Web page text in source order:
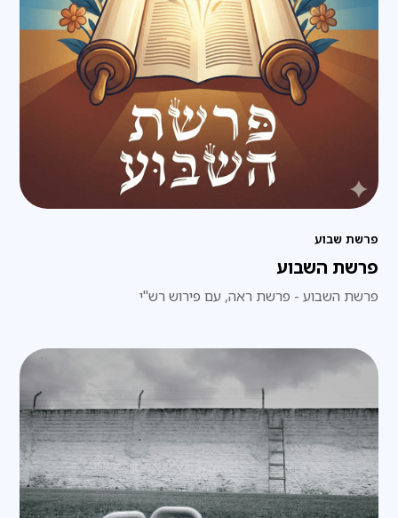
פרשת שבוע
פרשת השבוע
פרשת השבוע - פרשת ראה, עם פירוש רש"י